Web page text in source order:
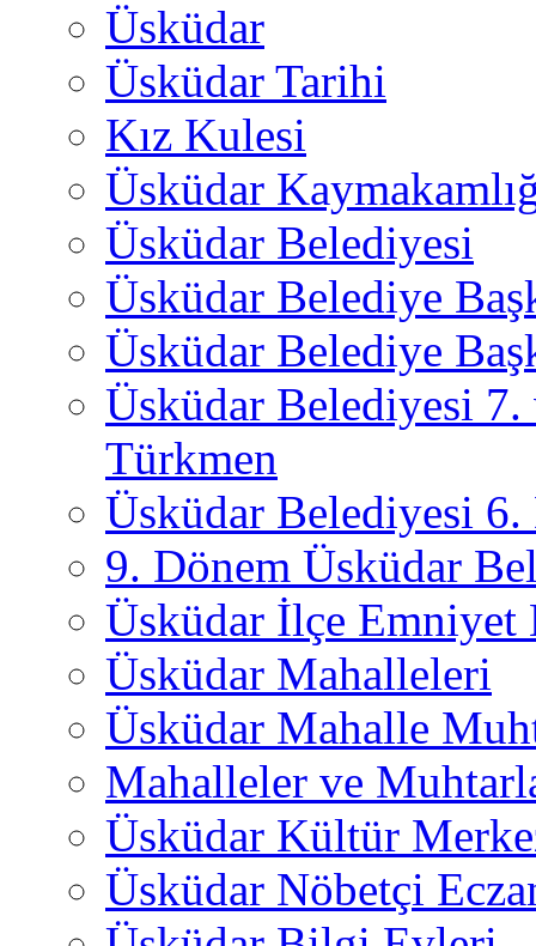
Üsküdar
Üsküdar Tarihi
Kız Kulesi
Üsküdar
Üsküdar Belediyesi
Üsküdar Belediye
Üsküdar Belediye
Üsküdar Belediyesi
Türkmen
Üsküdar Belediyesi 6.
9. Dönem Üsküdar
Üsküdar İlçe
Üsküdar Mahalleleri
Üsküdar Mahalle
Mahalleler ve
Üsküdar Kültür
Üsküdar Nöbetçi